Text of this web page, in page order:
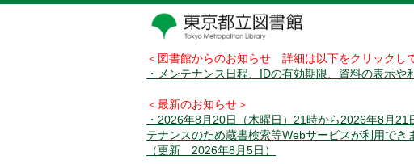
＜図書館からのお知らせ 詳細は以下をクリックし
・メンテナンス日程、IDの有効期限、資料の表示や
＜最新のお知らせ＞
・2026年8月20日（木曜日）21時から2026年8月
テナンスのため蔵書検索等Webサービスが利用でき
（更新 2026年8月5日）